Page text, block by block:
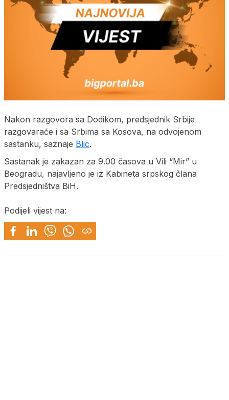
Nakon razgovora sa Dodikom, predsjednik Srbije
razgovaraće i sa Srbima sa Kosova, na odvojenom
sastanku, saznaje Blic.
Sastanak je zakazan za 9.00 časova u Vili “Mir” u
Beogradu, najavljeno je iz Kabineta srpskog člana
Predsjedništva BiH.
Podijeli vijest na: